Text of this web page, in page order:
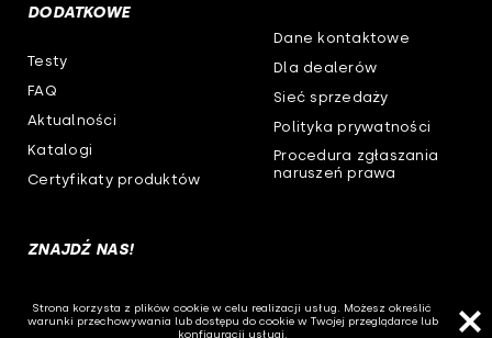
DODATKOWE
Testy
FAQ
Aktualności
Katalogi
Certyfikaty produktów
Dane kontaktowe
Dla dealerów
Sieć sprzedaży
Polityka prywatności
Procedura zgłaszania
naruszeń prawa
ZNAJDŹ NAS!
Strona korzysta z plików cookie w celu realizacji usług. Możesz określić
warunki przechowywania lub dostępu do cookie w Twojej przeglądarce lub
konfiguracji usługi.